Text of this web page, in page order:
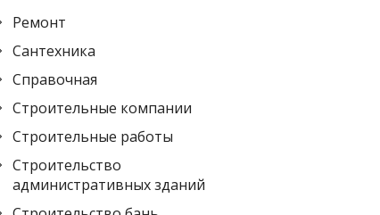
Ремонт
Сантехника
Справочная
Строительные компании
Строительные работы
Строительство
административных зданий